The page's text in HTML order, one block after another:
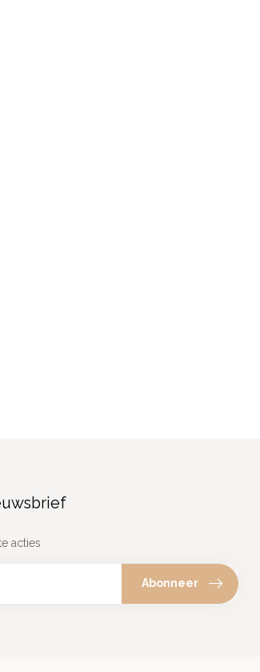
acties
Abonneer